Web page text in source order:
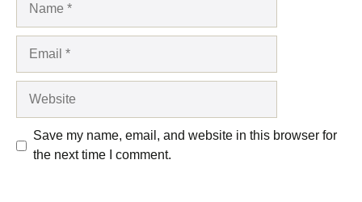
Save my name, email, and website in this browser for
the next time I comment.